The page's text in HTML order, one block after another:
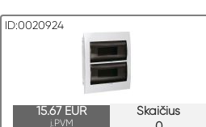
ID:0020924
Skaičius
15.67 EUR
į.PVM